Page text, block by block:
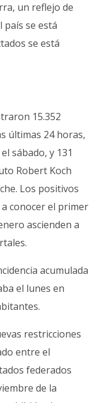
un reflejo de
país se está
se está
15.352
últimas 24 horas,
sábado, y 131
Robert Koch
Los positivos
conocer el primer
ascienden a
acumulada
el lunes en
restricciones
entre el
federados
de la